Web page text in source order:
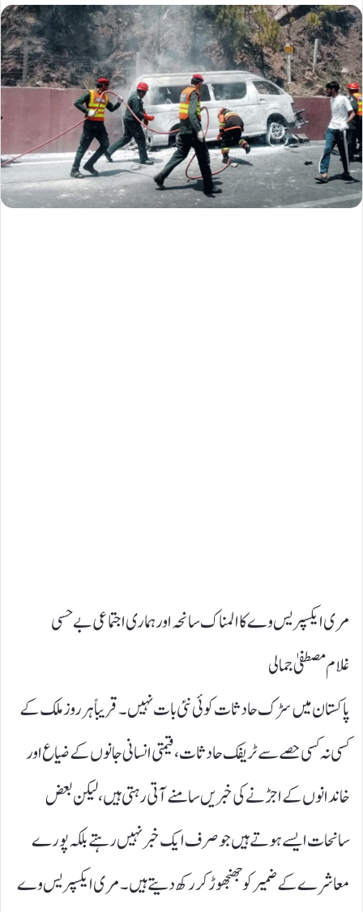
مری ایکسپریس وے کا المناک سانحہ اور ہماری اجتماعی بے حسی
غلام مصطفیٰ جمالی
پاکستان میں سڑک حادثات کوئی نئی بات نہیں۔ قریباً ہر روز ملک کے
کسی نہ کسی حصے سے ٹریفک حادثات، قیمتی انسانی جانوں کے ضیاع اور
خاندانوں کے اجڑنے کی خبریں سامنے آتی رہتی ہیں، لیکن بعض
سانحات ایسے ہوتے ہیں جو صرف ایک خبر نہیں رہتے بلکہ پورے
معاشرے کے ضمیر کو جھنجھوڑ کر رکھ دیتے ہیں۔ مری ایکسپریس وے